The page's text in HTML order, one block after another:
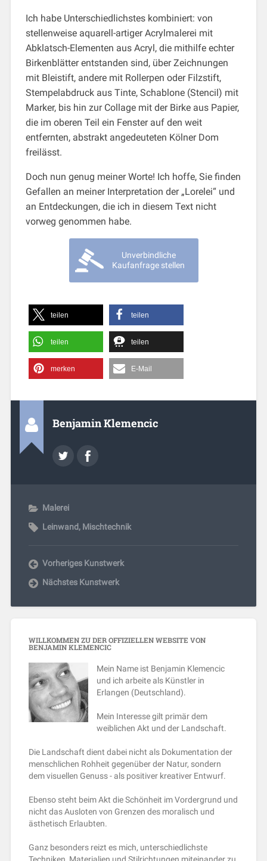
Ich habe Unterschiedlichstes kombiniert: von
stellenweise aquarell-artiger Acrylmalerei mit
Abklatsch-Elementen aus Acryl, die mithilfe echter
Birkenblätter entstanden sind, über Zeichnungen
mit Bleistift, andere mit Rollerpen oder Filzstift,
Stempelabdruck aus Tinte, Schablone (Stencil) mit
Marker, bis hin zur Collage mit der Birke aus Papier,
die im oberen Teil ein Fenster auf den weit
entfernten, abstrakt angedeuteten Kölner Dom
freilässt.
Doch nun genug meiner Worte! Ich hoffe, Sie finden
Gefallen an meiner Interpretation der „Lorelei“ und
an Entdeckungen, die ich in diesem Text nicht
vorweg genommen habe.
Unverbindliche
Kaufanfrage stellen
teilen teilen
teilen teilen
merken E-Mail
Benjamin Klemencic
Malerei
Leinwand, Mischtechnik
Vorheriges Kunstwerk
Nächstes Kunstwerk
WILLKOMMEN ZU DER OFFIZIELLEN WEBSITE VON
BENJAMIN KLEMENCIC
Mein Name ist Benjamin Klemencic
und ich arbeite als Künstler in
Erlangen (Deutschland).
Mein Interesse gilt primär dem
weiblichen Akt und der Landschaft.
Die Landschaft dient dabei nicht als Dokumentation der
menschlichen Rohheit gegenüber der Natur, sondern
dem visuellen Genuss - als positiver kreativer Entwurf.
Ebenso steht beim Akt die Schönheit im Vordergrund und
nicht das Ausloten von Grenzen des moralisch und
ästhetisch Erlaubten.
Ganz besonders reizt es mich, unterschiedlichste